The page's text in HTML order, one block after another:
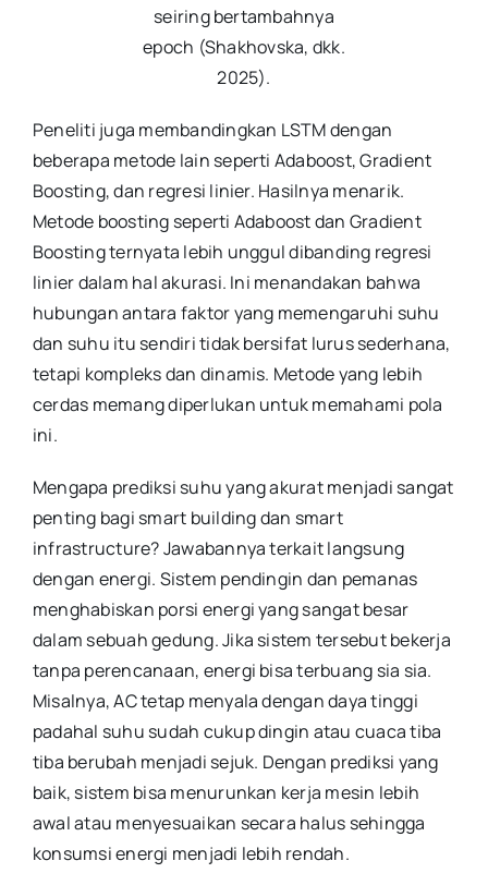
seiring bertambahnya
epoch (Shakhovska, dkk.
2025).
Peneliti juga membandingkan LSTM dengan
beberapa metode lain seperti Adaboost, Gradient
Boosting, dan regresi linier. Hasilnya menarik.
Metode boosting seperti Adaboost dan Gradient
Boosting ternyata lebih unggul dibanding regresi
linier dalam hal akurasi. Ini menandakan bahwa
hubungan antara faktor yang memengaruhi suhu
dan suhu itu sendiri tidak bersifat lurus sederhana,
tetapi kompleks dan dinamis. Metode yang lebih
cerdas memang diperlukan untuk memahami pola
ini.
Mengapa prediksi suhu yang akurat menjadi sangat
penting bagi smart building dan smart
infrastructure? Jawabannya terkait langsung
dengan energi. Sistem pendingin dan pemanas
menghabiskan porsi energi yang sangat besar
dalam sebuah gedung. Jika sistem tersebut bekerja
tanpa perencanaan, energi bisa terbuang sia sia.
Misalnya, AC tetap menyala dengan daya tinggi
padahal suhu sudah cukup dingin atau cuaca tiba
tiba berubah menjadi sejuk. Dengan prediksi yang
baik, sistem bisa menurunkan kerja mesin lebih
awal atau menyesuaikan secara halus sehingga
konsumsi energi menjadi lebih rendah.